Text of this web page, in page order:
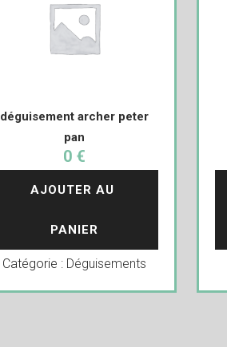
déguisement archer peter
pan
0 €
AJOUTER AU
PANIER
Catégorie : Déguisements